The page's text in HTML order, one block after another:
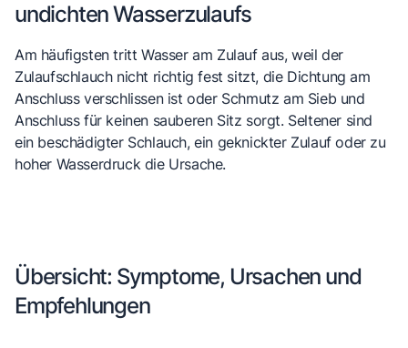
undichten Wasserzulaufs
Am häufigsten tritt Wasser am Zulauf aus, weil der
Zulaufschlauch nicht richtig fest sitzt, die Dichtung am
Anschluss verschlissen ist oder Schmutz am Sieb und
Anschluss für keinen sauberen Sitz sorgt. Seltener sind
ein beschädigter Schlauch, ein geknickter Zulauf oder zu
hoher Wasserdruck die Ursache.
Übersicht: Symptome, Ursachen und
Empfehlungen